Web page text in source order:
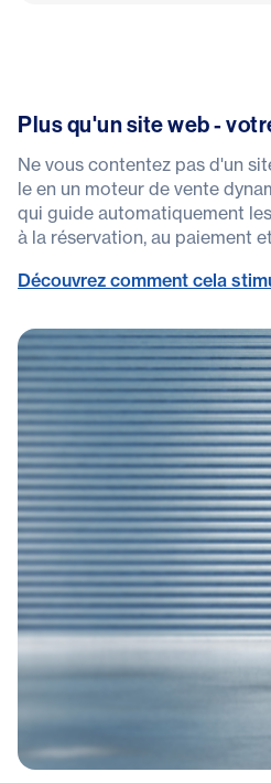
Plus qu'un site web -
Ne vous contentez pas d'un
le en un moteur de vente
qui guide automatiquement
à la réservation, au paiement
Découvrez comment cela